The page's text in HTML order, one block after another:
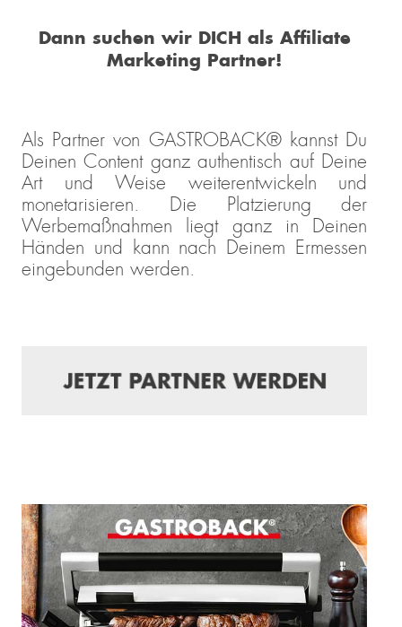
Dann suchen wir DICH als Affiliate
Marketing Partner!
Als Partner von GASTROBACK® kannst Du
Deinen Content ganz authentisch auf Deine
Art und Weise weiterentwickeln und
monetarisieren. Die Platzierung der
Werbemaßnahmen liegt ganz in Deinen
Händen und kann nach Deinem Ermessen
eingebunden werden.